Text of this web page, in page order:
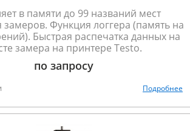
в памяти до 99 названий мест
замеров. Функция логгера (память на
Быстрая распечатка данных на
замера на принтере Testo.
по запросу
Подробнее